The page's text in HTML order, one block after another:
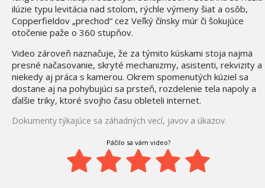
technológie
ilúzie typu levitácia nad stolom, rýchle výmeny šiat a osôb,
Copperfieldov „prechod“ cez Veľký čínsky múr či šokujúce
otočenie paže o 360 stupňov.
Video zároveň naznačuje, že za týmito kúskami stoja najmä
presné načasovanie, skryté mechanizmy, asistenti, rekvizity a
niekedy aj práca s kamerou. Okrem spomenutých kúziel sa
dostane aj na pohybujúci sa prsteň, rozdelenie tela napoly a
ďalšie triky, ktoré svojho času obleteli internet.
Dokumenty týkajúce sa záhadných vecí, javov a úkazov.
Páčilo sa vám video?